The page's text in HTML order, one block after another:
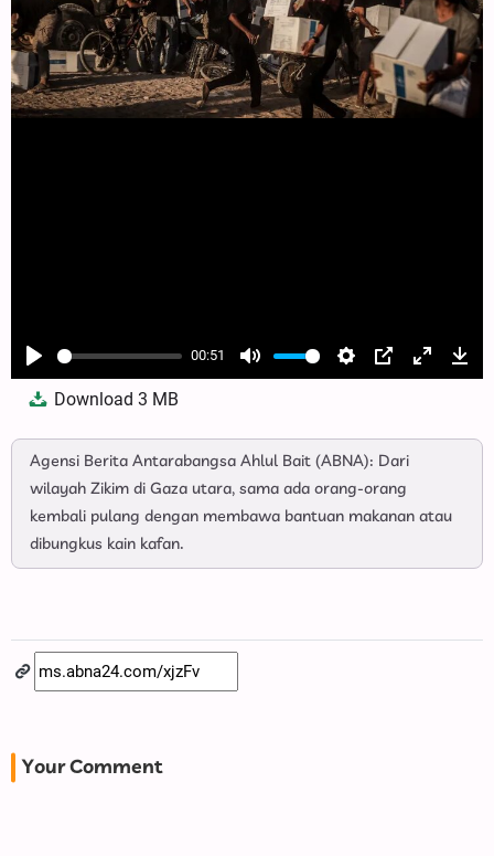
Play
00:51
Mute Settings
PIP Enter
Download3 MB
Agensi Berita Antarabangsa Ahlul Bait (ABNA): Dari
wilayah Zikim di Gaza utara, sama ada orang-orang
kembali pulang dengan membawa bantuan makanan atau
dibungkus kain kafan.
Your Comment